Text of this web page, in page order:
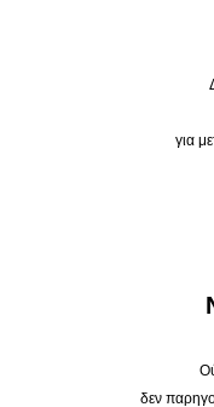
για
δεν